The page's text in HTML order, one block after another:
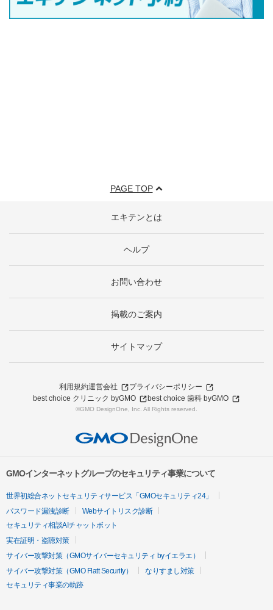
PAGE TOP
エキテンとは
ヘルプ
お問い合わせ
掲載のご案内
サイトマップ
利用規約運営会社
プライバシーポリシー
best choice クリニック byGMO
best choice 歯科 byGMO
©GMO DesignOne, Inc. All Rights reserved.
GMOインターネットグループのセキュリティ事業について
世界初総合ネットセキュリティサービス「GMOセキュリティ24」
パスワード漏洩診断
Webサイトリスク診断
セキュリティ相談AIチャットボット
実在証明・盗聴対策
サイバー攻撃対策（GMOサイバーセキュリティ byイエラエ）
サイバー攻撃対策（GMO Flatt Security）
なりすまし対策
セキュリティ事業の軌跡